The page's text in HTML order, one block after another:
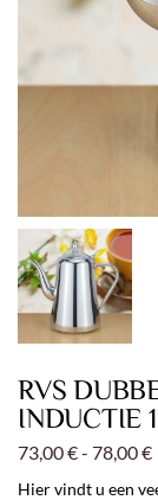
RVS
INDUCTIE
73,00€- 78,00€
Hier vindt u een